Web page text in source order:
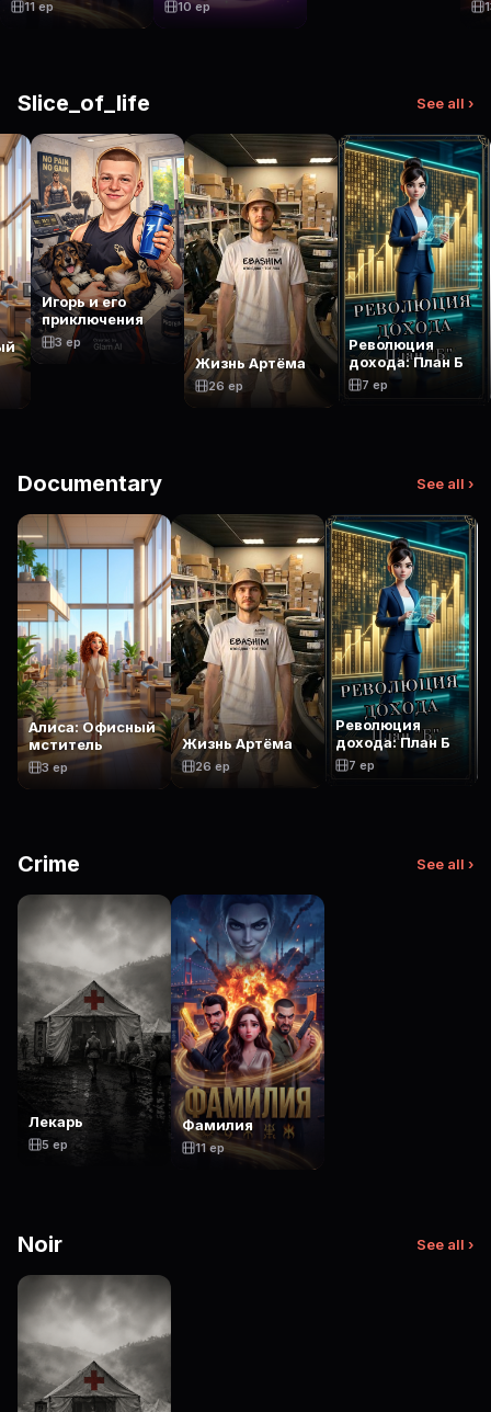
11 ep 10 ep
Slice_of_life See all ›
Игорь и его
приключения
3 ep
Жизнь Артёма
26 ep
Революция
дохода: План Б
7 ep
Documentary See all ›
Алиса: Офисный
мститель
3 ep
Жизнь Артёма
26 ep
Революция
дохода: План Б
7 ep
Crime See all ›
Лекарь
5 ep
Фамилия
11 ep
Noir See all ›